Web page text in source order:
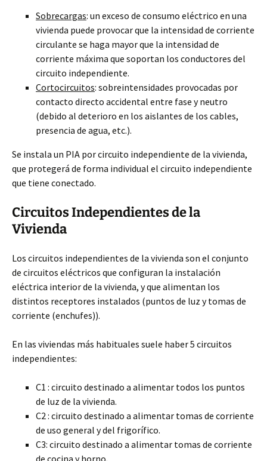
Sobrecargas: un exceso de consumo eléctrico en una
vivienda puede provocar que la intensidad de corriente
circulante se haga mayor que la intensidad de
corriente máxima que soportan los conductores del
circuito independiente.
Cortocircuitos: sobreintensidades provocadas por
contacto directo accidental entre fase y neutro
(debido al deterioro en los aislantes de los cables,
presencia de agua, etc.).
Se instala un PIA por circuito independiente de la vivienda,
que protegerá de forma individual el circuito independiente
que tiene conectado.
Circuitos Independientes de la
Vivienda
Los circuitos independientes de la vivienda son el conjunto
de circuitos eléctricos que configuran la instalación
eléctrica interior de la vivienda, y que alimentan los
distintos receptores instalados (puntos de luz y tomas de
corriente (enchufes)).
En las viviendas más habituales suele haber 5 circuitos
independientes:
C1 : circuito destinado a alimentar todos los puntos
de luz de la vivienda.
C2 : circuito destinado a alimentar tomas de corriente
de uso general y del frigorífico.
C3: circuito destinado a alimentar tomas de corriente
de cocina y horno.